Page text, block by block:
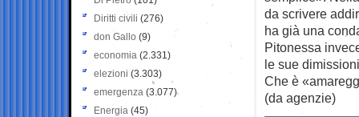
da scrivere
ha già una
Pitonessa
le sue
Che è
(da agenzie)
Diritti civili (276)
don Gallo (9)
economia (2.331)
elezioni (3.303)
emergenza (3.077)
Energia (45)